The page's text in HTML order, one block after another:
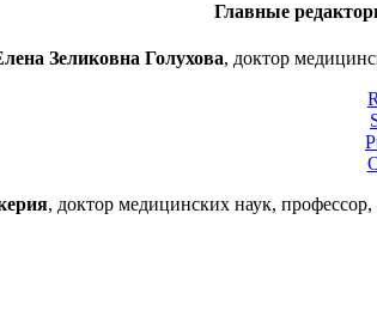
Главные
Зеликовна Голухова, доктор
, доктор медицинских наук,